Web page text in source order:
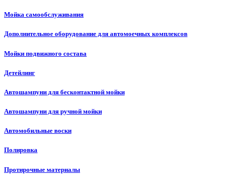
Мойка самообслуживания
Дополнительное оборудование для автомоечных комплексов
Мойки подвижного состава
Детейлинг
Автошампуни для бесконтактной мойки
Автошампуни для ручной мойки
Автомобильные воски
Полировка
Протирочные материалы